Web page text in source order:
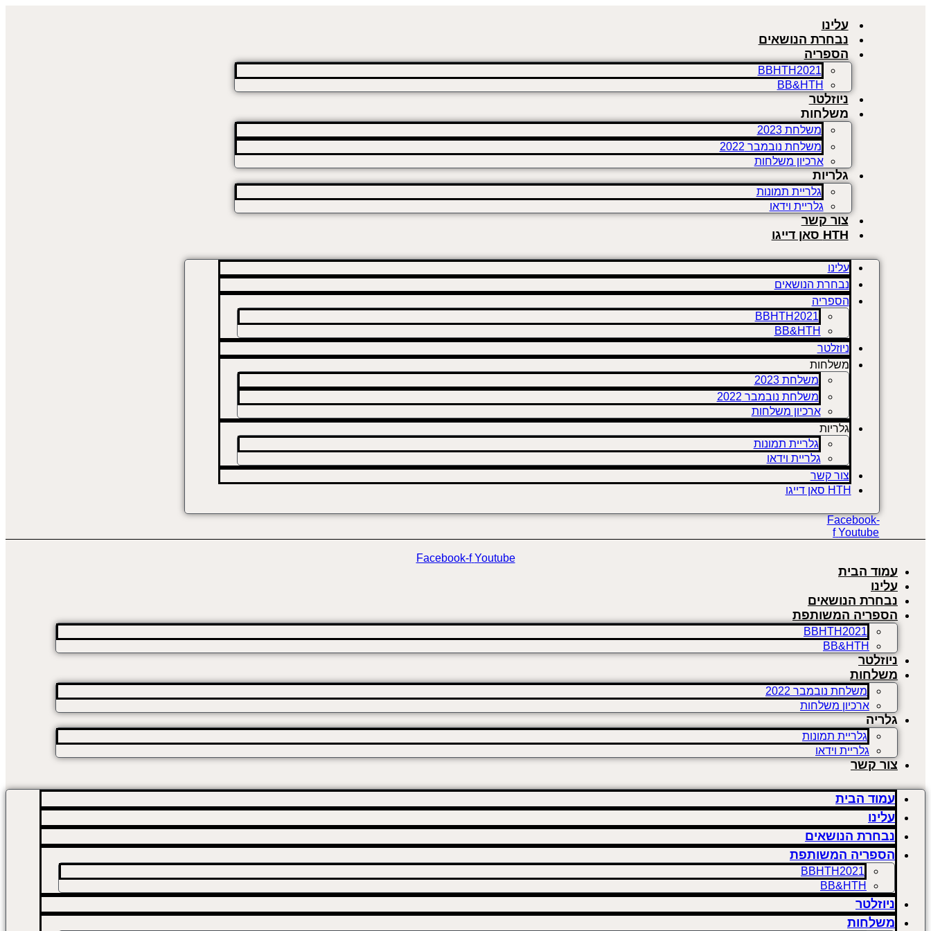
עלינו
נבחרת הנושאים
הספריה
BBHTH2021
BB&HTH
ניוזלטר
משלחות
משלחת 2023
משלחת נובמבר 2022
ארכיון משלחות
גלריות
גלריית תמונות
גלריית וידאו
צור קשר
HTH סאן דייגו
עלינו
נבחרת הנושאים
הספריה
BBHTH2021
BB&HTH
ניוזלטר
משלחות
משלחת 2023
משלחת נובמבר 2022
ארכיון משלחות
גלריות
גלריית תמונות
גלריית וידאו
צור קשר
HTH סאן דייגו
Facebook-
f Youtube
Facebook-f Youtube
עמוד הבית
עלינו
נבחרת הנושאים
הספריה המשותפת
BBHTH2021
BB&HTH
ניוזלטר
משלחות
משלחת נובמבר 2022
ארכיון משלחות
גלריה
גלריית תמונות
גלריית וידאו
צור קשר
עמוד הבית
עלינו
נבחרת הנושאים
הספריה המשותפת
BBHTH2021
BB&HTH
ניוזלטר
משלחות